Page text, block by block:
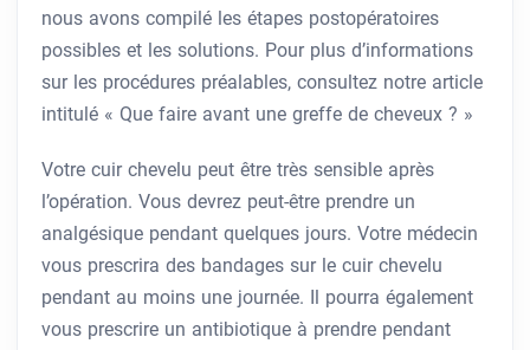
nous avons compilé les étapes postopératoires
possibles et les solutions. Pour plus d’informations
sur les procédures préalables, consultez notre article
intitulé « Que faire avant une greffe de cheveux ? »
Votre cuir chevelu peut être très sensible après
l’opération. Vous devrez peut-être prendre un
analgésique pendant quelques jours. Votre médecin
vous prescrira des bandages sur le cuir chevelu
pendant au moins une journée. Il pourra également
vous prescrire un antibiotique à prendre pendant